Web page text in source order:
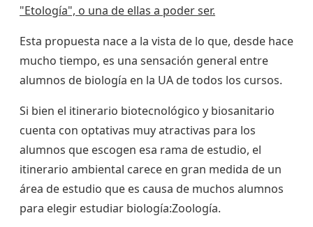
"Etología", o una de ellas a poder ser.
Esta propuesta nace a la vista de lo que, desde hace
mucho tiempo, es una sensación general entre
alumnos de biología en la UA de todos los cursos.
Si bien el itinerario biotecnológico y biosanitario
cuenta con optativas muy atractivas para los
alumnos que escogen esa rama de estudio, el
itinerario ambiental carece en gran medida de un
área de estudio que es causa de muchos alumnos
para elegir estudiar biología:Zoología.